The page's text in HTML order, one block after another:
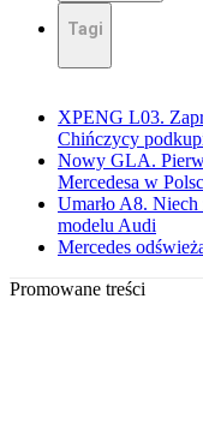
Tagi
XPENG L03.
Chińczycy
Nowy GLA.
Mercedesa w
Umarło A8.
modelu Audi
Mercedes
Promowane treści